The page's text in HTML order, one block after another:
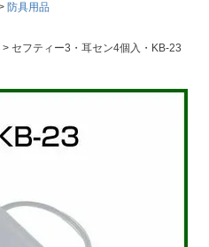
防具用品
セフティー3・耳セン4個入・KB-23